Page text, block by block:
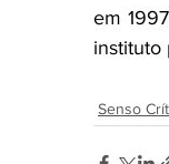
em
instituto
Senso